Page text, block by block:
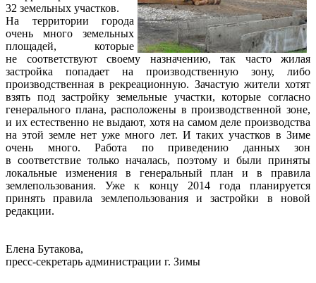
32 земельных участков.
На территории города
очень много земельных
площадей, которые
не соответствуют своему назначению, так часто жилая
застройка попадает на производственную зону, либо
производственная в рекреационную. Зачастую жители хотят
взять под застройку земельные участки, которые согласно
генерального плана, расположены в производственной зоне,
и их естественно не выдают, хотя на самом деле производства
на этой земле нет уже много лет. И таких участков в Зиме
очень много. Работа по приведению данных зон
в соответствие только началась, поэтому и были приняты
локальные изменения в генеральный план и в правила
землепользования. Уже к концу 2014 года планируется
принять правила землепользования и застройки в новой
редакции.
Елена Бутакова,
пресс-секретарь администрации г. Зимы